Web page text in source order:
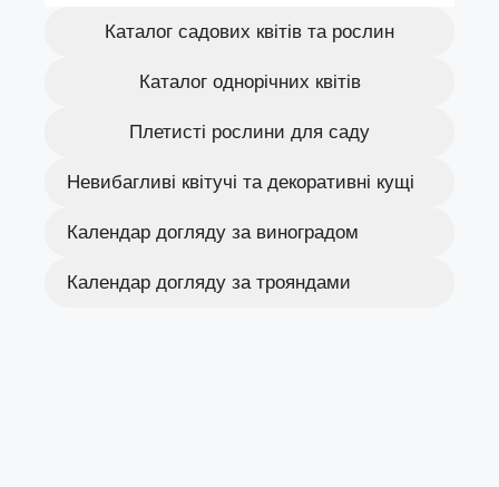
Каталог садових квітів та рослин
Каталог однорічних квітів
Плетисті рослини для саду
Невибагливі квітучі та декоративні кущі
Календар догляду за виноградом
Календар догляду за трояндами